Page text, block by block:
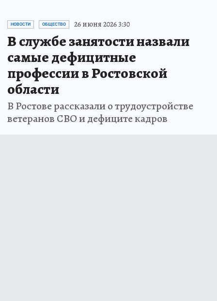
НОВОСТИ ОБЩЕСТВО 26 июня 2026 3:30
В службе занятости назвали
самые дефицитные
профессии в Ростовской
области
В Ростове рассказали о трудоустройстве
ветеранов СВО и дефиците кадров